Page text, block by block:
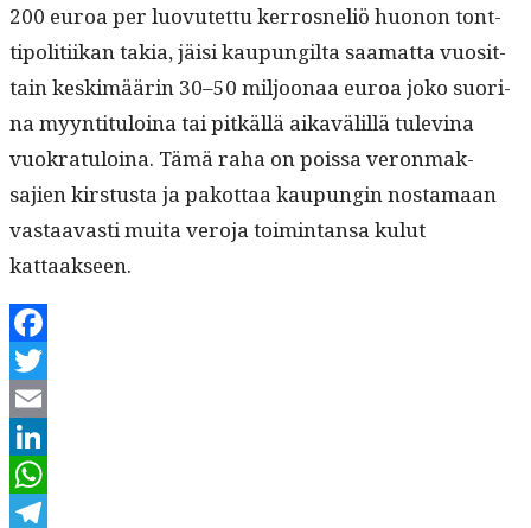
200 euroa per luovutet­tu ker­rosneliö huonon tont­
tipoli­ti­ikan takia, jäisi kaupungilta saa­mat­ta vuosit­
tain keskimäärin 30–50 miljoon­aa euroa joko suo­ri­
na myyn­ti­t­u­loina tai pitkäl­lä aikavälil­lä tulev­ina
vuokrat­u­loina. Tämä raha on pois­sa veron­mak­
sajien kirs­tus­ta ja pakot­taa kaupun­gin nos­ta­maan
vas­taavasti mui­ta vero­ja toim­intansa kulut
kattaakseen.
Facebook
Twitter
Email
LinkedIn
WhatsApp